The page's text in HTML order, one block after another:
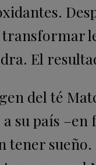
El
del té
su país